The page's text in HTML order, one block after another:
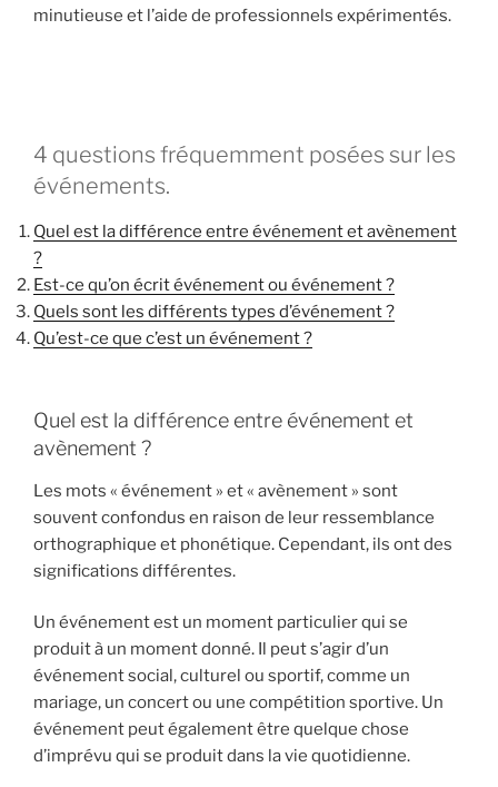
minutieuse et l’aide de professionnels expérimentés.
4 questions fréquemment posées sur les
événements.
Quel est la différence entre événement et avènement
?
Est-ce qu’on écrit événement ou événement ?
Quels sont les différents types d’événement ?
Qu’est-ce que c’est un événement ?
Quel est la différence entre événement et
avènement ?
Les mots « événement » et « avènement » sont
souvent confondus en raison de leur ressemblance
orthographique et phonétique. Cependant, ils ont des
significations différentes.
Un événement est un moment particulier qui se
produit à un moment donné. Il peut s’agir d’un
événement social, culturel ou sportif, comme un
mariage, un concert ou une compétition sportive. Un
événement peut également être quelque chose
d’imprévu qui se produit dans la vie quotidienne.